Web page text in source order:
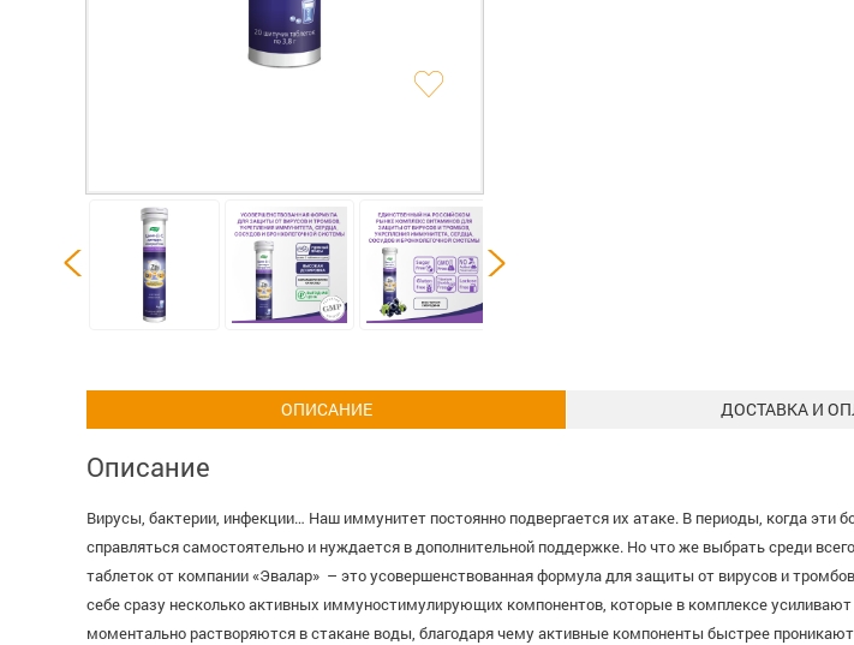
ОПИСАНИЕ ДОСТАВКА И
Описание
Вирусы, бактерии, инфекции… Наш иммунитет постоянно подвергается их атаке. В периоды, когда
справляться самостоятельно и нуждается в дополнительной поддержке. Но что же выбрать среди
таблеток от компании «Эвалар» ­­ – это усовершенствованная формула для защиты от вирусов и
себе сразу несколько активных иммуностимулирующих компонентов, которые в комплексе
моментально растворяются в стакане воды, благодаря чему активные компоненты быстрее